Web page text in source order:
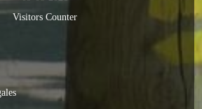
Visitors Counter